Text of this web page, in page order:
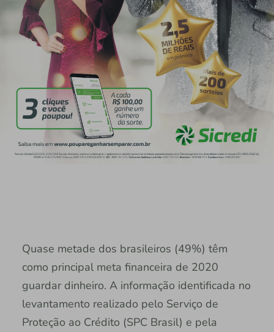
Quase metade dos brasileiros (49%) têm
como principal meta financeira de 2020
guardar dinheiro. A informação identificada no
levantamento realizado pelo Serviço de
Proteção ao Crédito (SPC Brasil) e pela